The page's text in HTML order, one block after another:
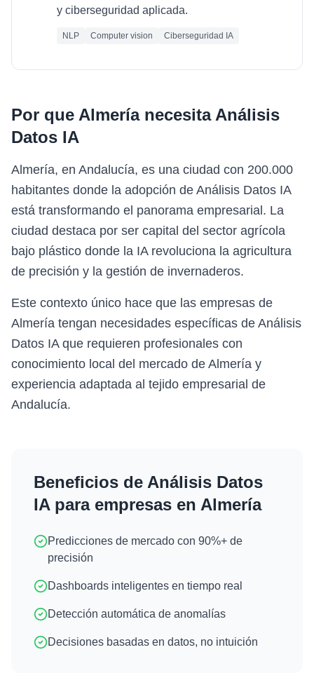
y ciberseguridad aplicada.
NLP Computer vision Ciberseguridad IA
Por que Almeríanecesita Análisis
Datos IA
Almería, en Andalucía, es una ciudad con 200.000
habitantes donde la adopción de Análisis Datos IA
está transformando el panorama empresarial. La
ciudad destaca por ser capital del sector agrícola
bajo plástico donde la IA revoluciona la agricultura
de precisión y la gestión de invernaderos.
Este contexto único hace que las empresas de
Almería tengan necesidades específicas de Análisis
Datos IA que requieren profesionales con
conocimiento local del mercado de Almería y
experiencia adaptada al tejido empresarial de
Andalucía.
Beneficios de Análisis Datos
IApara empresas en Almería
Predicciones de mercado con 90%+ de
precisión
Dashboards inteligentes en tiempo real
Detección automática de anomalías
Decisiones basadas en datos, no intuición